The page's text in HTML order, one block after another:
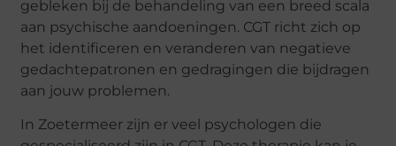
gebleken bij de behandeling van een breed scala
aan psychische aandoeningen. CGT richt zich op
het identificeren en veranderen van negatieve
gedachtepatronen en gedragingen die bijdragen
aan jouw problemen.
In Zoetermeer zijn er veel psychologen die